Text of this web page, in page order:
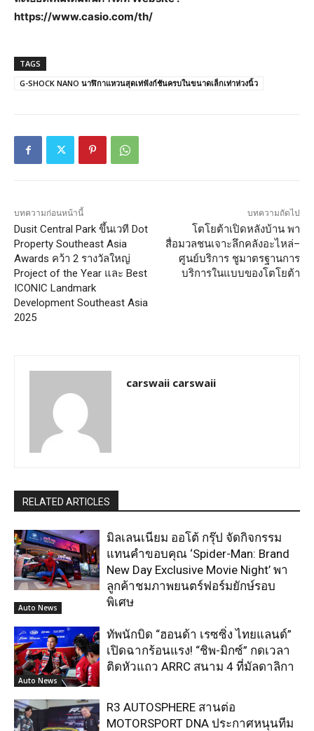
https://www.casio.com/th/
TAGS
G-SHOCK NANO นาฬิกาแหวนสุดเท่ฟังก์ชันครบในขนาดเล็กเท่าห่วงนิ้ว
บทความก่อนหน้านี้
Dusit Central Park ขึ้นเวที Dot
Property Southeast Asia
Awards คว้า 2 รางวัลใหญ่
Project of the Year และ Best
ICONIC Landmark
Development Southeast Asia
2025
บทความถัดไป
โตโยต้าเปิดหลังบ้าน พา
สื่อมวลชนเจาะลึกคลังอะไหล่–
ศูนย์บริการ ชูมาตรฐานการ
บริการในแบบของโตโยต้า
carswaii carswaii
RELATED ARTICLES
Auto News
มิลเลนเนียม ออโต้ กรุ๊ป จัดกิจกรรม
แทนคำขอบคุณ ‘Spider-Man: Brand
New Day Exclusive Movie Night’ พา
ลูกค้าชมภาพยนตร์ฟอร์มยักษ์รอบ
พิเศษ
Auto News
ทัพนักบิด “ฮอนด้า เรซซิ่ง ไทยแลนด์”
เปิดฉากร้อนแรง! “ชิพ-มิกซ์” กดเวลา
ติดหัวแถว ARRC สนาม 4 ที่มัลดาลิกา
R3 AUTOSPHERE สานต่อ
MOTORSPORT DNA ประกาศหนุนทีม